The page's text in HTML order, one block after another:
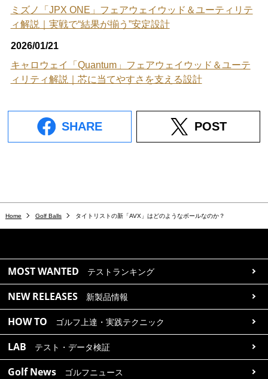
ミズノ「JPX ONE」フェアウェイウッド＆ユーティリテ
ィ解説｜実戦で“結果が揃う”安定設計
2026/01/21
キャロウェイ「Quantum」フェアウェイウッド＆ユーテ
ィリティ解説｜芯に当てやすさを支える設計
SHARE POST
Home Golf Balls タイトリストの新「AVX」はどのようなボールなのか？
MOST WANTED テストランキング
NEW RELEASES 新製品情報
HOW TO ゴルフ上達・実践テクニック
LAB テスト・データ検証
Golf News ゴルフニュース